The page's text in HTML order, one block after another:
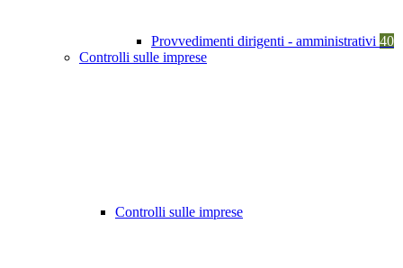
Provvedimenti dirigenti - amministrativi 40
Controlli sulle imprese
Controlli sulle imprese